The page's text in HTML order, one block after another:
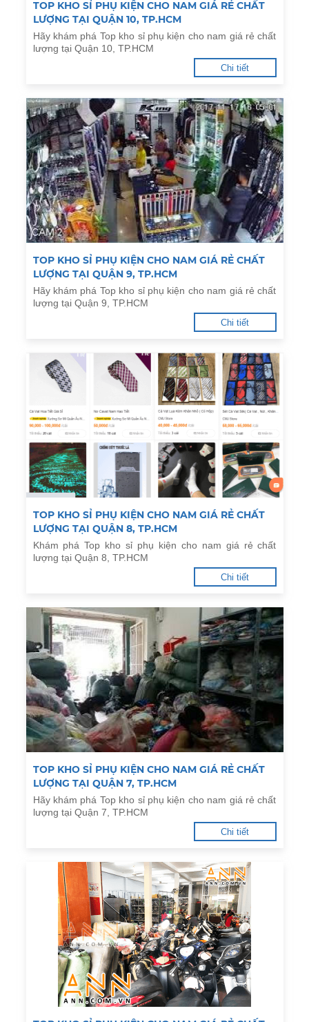
TOP KHO SỈ PHỤ KIỆN CHO NAM GIÁ RẺ CHẤT
LƯỢNG TẠI QUẬN 10, TP.HCM
Hãy khám phá Top kho sỉ phụ kiện cho nam giá rẻ chất
lượng tại Quận 10, TP.HCM
Chi tiết
TOP KHO SỈ PHỤ KIỆN CHO NAM GIÁ RẺ CHẤT
LƯỢNG TẠI QUẬN 9, TP.HCM
Hãy khám phá Top kho sỉ phụ kiện cho nam giá rẻ chất
lượng tại Quận 9, TP.HCM
Chi tiết
TOP KHO SỈ PHỤ KIỆN CHO NAM GIÁ RẺ CHẤT
LƯỢNG TẠI QUẬN 8, TP.HCM
Khám phá Top kho sỉ phụ kiện cho nam giá rẻ chất
lượng tại Quận 8, TP.HCM
Chi tiết
TOP KHO SỈ PHỤ KIỆN CHO NAM GIÁ RẺ CHẤT
LƯỢNG TẠI QUẬN 7, TP.HCM
Hãy khám phá Top kho sỉ phụ kiện cho nam giá rẻ chất
lượng tại Quận 7, TP.HCM
Chi tiết